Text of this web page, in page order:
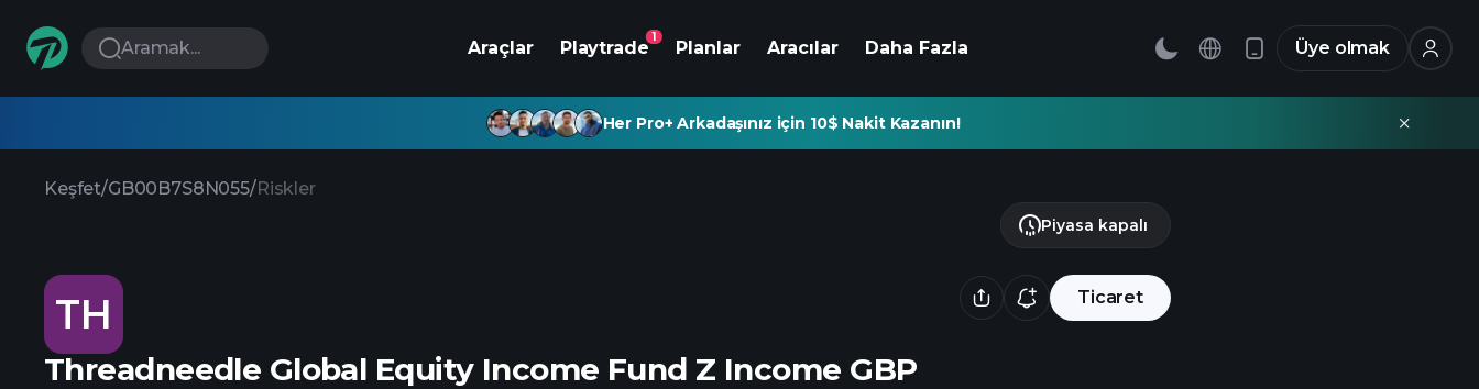
Aramak... Araçlar Playtrade
1
Planlar Aracılar Daha Fazla Üye olmak
Her Pro+ Arkadaşınız için 10$ Nakit Kazanın!
Keşfet/GB00B7S8N055/Riskler
TH Ticaret
Threadneedle Global Equity Income Fund Z Income GBP
Piyasa kapalı